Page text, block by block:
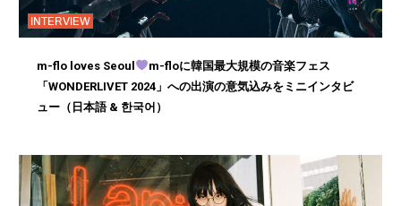
INTERVIEW
m-flo loves Seoul
m-floに韓国最大規模の音楽フェス
「WONDERLIVET 2024」への出演の意気込みをミニインタビ
ュー（日本語 & 한국어）